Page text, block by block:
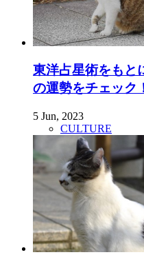
東洋占星術をもと
の運勢をチェック
5 Jun, 2023
CULTURE